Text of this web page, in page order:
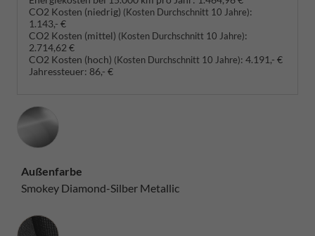
CO2 Kosten (niedrig) (Kosten Durchschnitt 10 Jahre):
1.143,- €
CO2 Kosten (mittel) (Kosten Durchschnitt 10 Jahre):
2.714,62 €
CO2 Kosten (hoch) (Kosten Durchschnitt 10 Jahre): 4.191,- €
Jahressteuer: 86,- €
Außenfarbe
Smokey Diamond-Silber Metallic
Innenausstattung